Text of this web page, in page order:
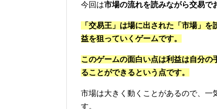
今回は市場の流れを読みながら交易で
「交易王」は場に出された「市場」
益を狙っていくゲームです。
このゲームの面白い点は利益は自分
ることができるという点です。
市場は大きく動くことがあるので、
す。